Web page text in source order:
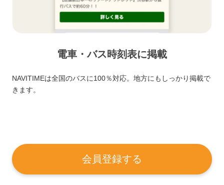
電車・バス時刻表に掲載
NAVITIMEは全国のバスに100％対応。地方にもしっかり掲載で
きます。
会員登録する